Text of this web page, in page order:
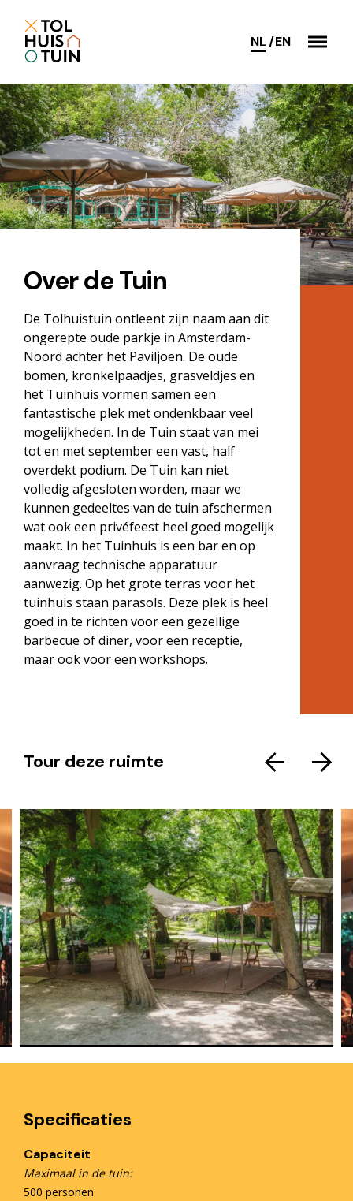
NL EN
Over de Tuin
De Tolhuistuin ontleent zijn naam aan dit
ongerepte oude parkje in Amsterdam-
Noord achter het Paviljoen. De oude
bomen, kronkelpaadjes, grasveldjes en
het Tuinhuis vormen samen een
fantastische plek met ondenkbaar veel
mogelijkheden. In de Tuin staat van mei
tot en met september een vast, half
overdekt podium. De Tuin kan niet
volledig afgesloten worden, maar we
kunnen gedeeltes van de tuin afschermen
wat ook een privéfeest heel goed mogelijk
maakt. In het Tuinhuis is een bar en op
aanvraag technische apparatuur
aanwezig. Op het grote terras voor het
tuinhuis staan parasols. Deze plek is heel
goed in te richten voor een gezellige
barbecue of diner, voor een receptie,
maar ook voor een workshops.
Tour deze ruimte
Specificaties
Capaciteit
Maximaal in de tuin:
500 personen